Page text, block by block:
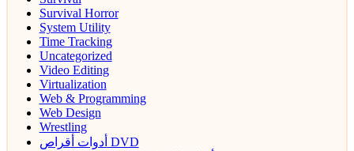
Survival Horror
System Utility
Time Tracking
Uncategorized
Video Editing
Virtualization
Web & Programming
Web Design
Wrestling
أدوات أقراص DVD